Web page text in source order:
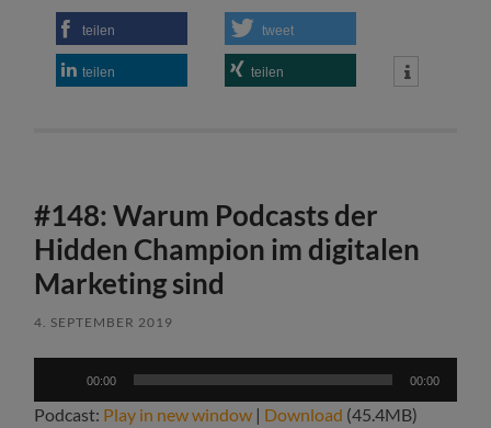
teilen tweet
teilen teilen
#148: Warum Podcasts der
Hidden Champion im digitalen
Marketing sind
4. SEPTEMBER 2019
00:00 00:00
Podcast: Play in new window | Download (45.4MB)